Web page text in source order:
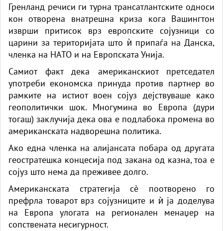
Гренланд речиси ги турна трансатлантските односи
кон отворена внатрешна криза кога Вашингтон
изврши притисок врз европските сојузници со
царини за територијата што ѝ припаѓа на Данска,
членка на НАТО и на Европската Унија.
Самиот факт дека американскиот претседател
употреби економска принуда против партнер во
рамките на истиот воен сојуз дејствуваше како
геополитички шок. Многумина во Европа (дури
тогаш) заклучија дека ова е подлабока промена во
американската надворешна политика.
Ако една членка на алијансата побара од другата
геостратешка концесија под закана од казна, тоа е
сојуз што нема да преживее долго.
Американската стратегија сè поотворено го
префрла товарот врз сојузниците и ѝ ја доделува
на Европа улогата на регионален менаџер на
сопствената несигурност.